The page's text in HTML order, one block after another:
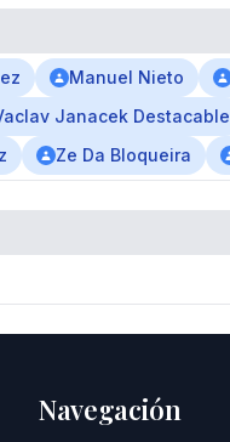
Manuel Nieto
Janacek Destacable
Ze Da Bloqueira
Navegación